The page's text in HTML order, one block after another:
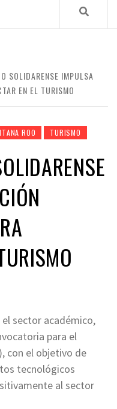
SOLIDARENSE IMPULSA
EN EL TURISMO
ROO TURISMO
sector académico,
para el
con el objetivo de
tecnológicos
al sector